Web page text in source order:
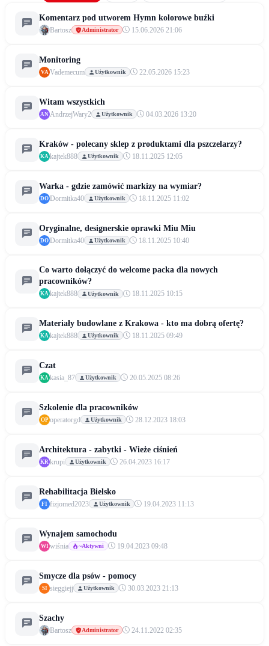
Komentarz pod utworem Hymn kolorowe buźki
Bartosz Administrator 15.06.2026 21:06
Monitoring
VA Vademecum Użytkownik 22.05.2026 15:23
Witam wszystkich
AN AndrzejWary2 Użytkownik 04.03.2026 13:20
Kraków - polecany sklep z produktami dla pszczelarzy?
KA kajtek888 Użytkownik 18.11.2025 12:05
Warka - gdzie zamówić markizy na wymiar?
DO Dormitka40 Użytkownik 18.11.2025 11:02
Oryginalne, designerskie oprawki Miu Miu
DO Dormitka40 Użytkownik 18.11.2025 10:40
Co warto dołączyć do welcome packa dla nowych
pracowników?
KA kajtek888 Użytkownik 18.11.2025 10:15
Materiały budowlane z Krakowa - kto ma dobrą ofertę?
KA kajtek888 Użytkownik 18.11.2025 09:49
Czat
KA kasia_87 Użytkownik 20.05.2025 08:26
Szkolenie dla pracowników
OP operatorgd Użytkownik 28.12.2023 18:03
Architektura - zabytki - Wieże ciśnień
KR krupi Użytkownik 26.04.2023 16:17
Rehabilitacja Bielsko
FI fizjomed2023 Użytkownik 19.04.2023 11:13
Wynajem samochodu
WI wiśnia ~Aktywni 19.04.2023 09:48
Smycze dla psów - pomocy
SI sieggiejj Użytkownik 30.03.2023 21:13
Szachy
Bartosz Administrator 24.11.2022 02:35